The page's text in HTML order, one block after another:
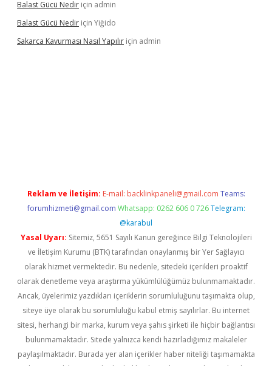
Balast Gücü Nedir için admin
Balast Gücü Nedir için Yiğido
Sakarca Kavurması Nasıl Yapılır için admin
Reklam ve İletişim: E-mail: backlinkpaneli@gmail.com Teams:
forumhizmeti@gmail.com Whatsapp: 0262 606 0 726 Telegram:
@karabul
Yasal Uyarı: Sitemiz, 5651 Sayılı Kanun gereğince Bilgi Teknolojileri
ve İletişim Kurumu (BTK) tarafından onaylanmış bir Yer Sağlayıcı
olarak hizmet vermektedir. Bu nedenle, sitedeki içerikleri proaktif
olarak denetleme veya araştırma yükümlülüğümüz bulunmamaktadır.
Ancak, üyelerimiz yazdıkları içeriklerin sorumluluğunu taşımakta olup,
siteye üye olarak bu sorumluluğu kabul etmiş sayılırlar. Bu internet
sitesi, herhangi bir marka, kurum veya şahıs şirketi ile hiçbir bağlantısı
bulunmamaktadır. Sitede yalnızca kendi hazırladığımız makaleler
paylaşılmaktadır. Burada yer alan içerikler haber niteliği taşımamakta